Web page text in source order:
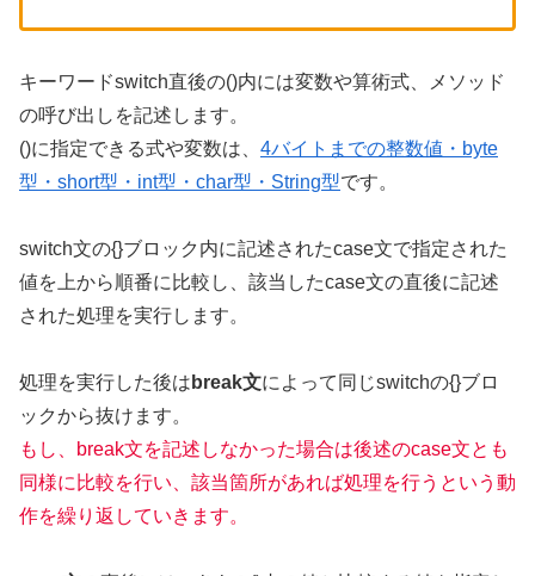
キーワードswitch直後の()内には変数や算術式、メソッド
の呼び出しを記述します。
()に指定できる式や変数は、 4バイトまでの整数値・byte
型・short型・int型・char型・String型です。
switch文の{}ブロック内に記述されたcase文で指定された
値を上から順番に比較し、該当したcase文の直後に記述
された処理を実行します。
処理を実行した後は break文によって同じswitchの{}ブロ
ックから抜けます。
もし、break文を記述しなかった場合は後述のcase文とも
同様に比較を行い、該当箇所があれば処理を行うという動
作を繰り返していきます。